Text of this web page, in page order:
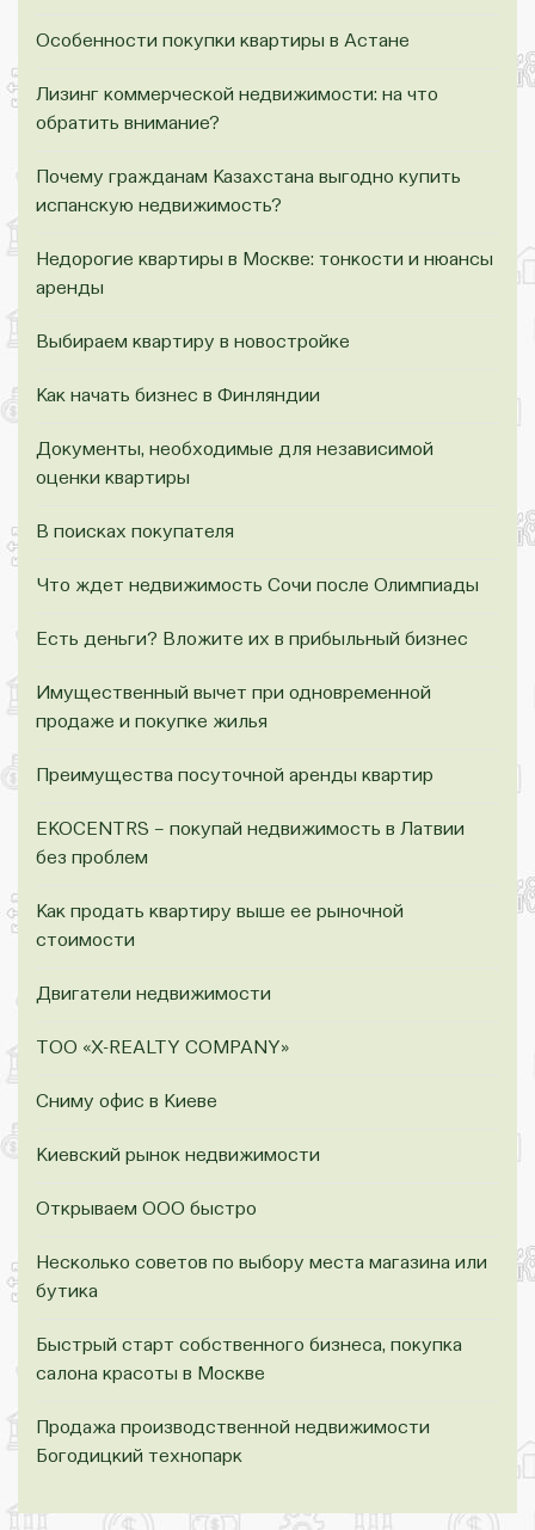
Особенности покупки квартиры в Астане
Лизинг коммерческой недвижимости: на что
обратить внимание?
Почему гражданам Казахстана выгодно купить
испанскую недвижимость?
Недорогие квартиры в Москве: тонкости и нюансы
аренды
Выбираем квартиру в новостройке
Как начать бизнес в Финляндии
Документы, необходимые для независимой
оценки квартиры
В поисках покупателя
Что ждет недвижимость Сочи после Олимпиады
Есть деньги? Вложите их в прибыльный бизнес
Имущественный вычет при одновременной
продаже и покупке жилья
Преимущества посуточной аренды квартир
EKOCENTRS – покупай недвижимость в Латвии
без проблем
Как продать квартиру выше ее рыночной
стоимости
Двигатели недвижимости
ТОО «Х-REALTY COMPANY»
Сниму офис в Киеве
Киевский рынок недвижимости
Открываем ООО быстро
Несколько советов по выбору места магазина или
бутика
Быстрый старт собственного бизнеса, покупка
салона красоты в Москве
Продажа производственной недвижимости
Богодицкий технопарк